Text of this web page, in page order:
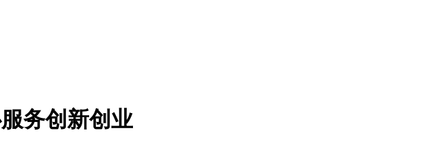
务创新创业